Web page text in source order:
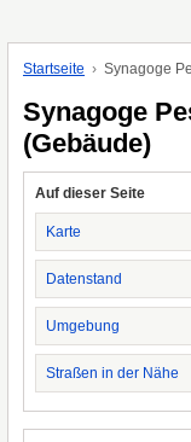
Startseite Synagoge
Synagoge
(Gebäude)
Auf dieser Seite
Karte
Datenstand
Umgebung
Straßen in der Nähe